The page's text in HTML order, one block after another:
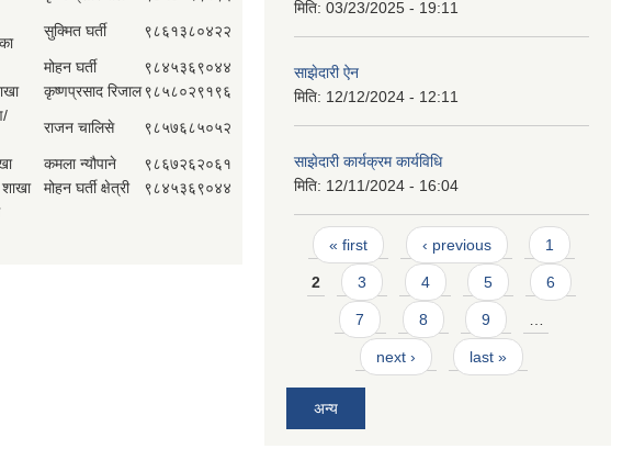
सुक्मित घर्ती ९८६१३८०४२२
मोहन घर्ती
९८४५३६९०४४
कृष्णप्रसाद रिजाल९८५८०२९१९६
राजन चालिसे ९८५७६८५०५२
कमला न्यौपाने
९८६७२६२०६१
मोहन घर्ती क्षेत्री
९८४५३६९०४४
मिति: 03/23/2025 - 19:11
साझेदारी ऐन
मिति: 12/12/2024 - 12:11
साझेदारी कार्यक्रम कार्यविधि
मिति: 12/11/2024 - 16:04
Pages
« first ‹ previous 1
2 3 4 5 6
7 8 9 …
next › last »
अन्य